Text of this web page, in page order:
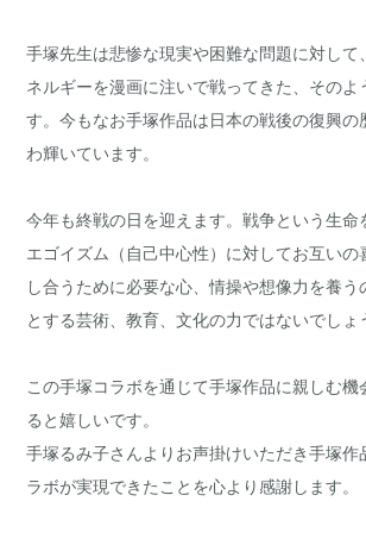
手塚先生は悲惨な現実や困難な問題に対して
ネルギーを漫画に注いで戦ってきた、そのよ
す。今もなお手塚作品は日本の戦後の復興の
わ輝いています。
今年も終戦の日を迎えます。戦争という生命
エゴイズム（自己中心性）に対してお互いの
し合うために必要な心、情操や想像力を養う
とする芸術、教育、文化の力ではないでしょ
この手塚コラボを通じて手塚作品に親しむ機
ると嬉しいです。
手塚るみ子さんよりお声掛けいただき手塚作
ラボが実現できたことを心より感謝します。